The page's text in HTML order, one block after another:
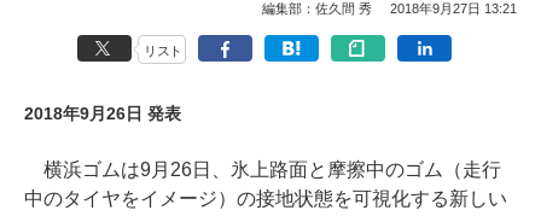
編集部：佐久間 秀 2018年9月27日 13:21
リスト
2018年9月26日 発表
横浜ゴムは9月26日、氷上路面と摩擦中のゴム（走行
中のタイヤをイメージ）の接地状態を可視化する新しい